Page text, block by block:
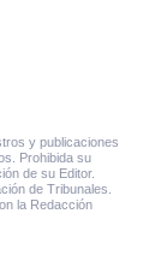
y publicaciones
Prohibida su
de su Editor.
de Tribunales.
la Redacción